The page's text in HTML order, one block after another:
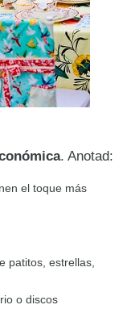
. Anotad:
el toque más
patitos, estrellas,
o discos